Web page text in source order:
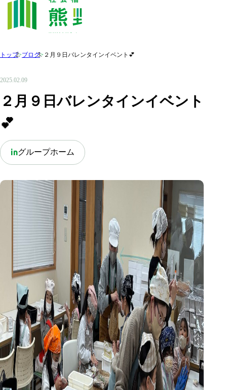
２月９日バレンタインイベント
💕
2025.02.09
inグループホーム
トップ>ブログ> ２月９日バレンタインイベント💕